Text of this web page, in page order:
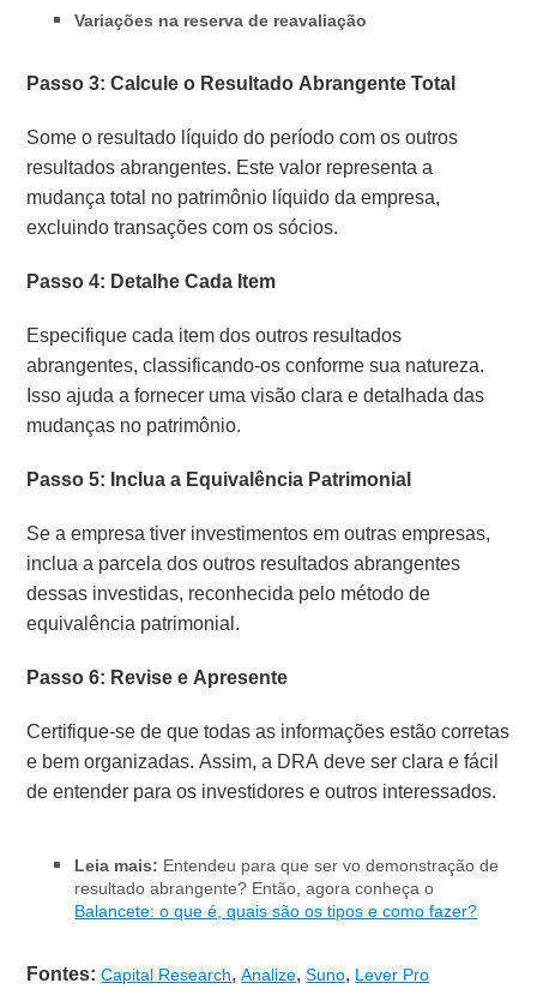
Variações na reserva de reavaliação
Passo 3: Calcule o Resultado Abrangente Total
Some o resultado líquido do período com os outros
resultados abrangentes. Este valor representa a
mudança total no patrimônio líquido da empresa,
excluindo transações com os sócios.
Passo 4: Detalhe Cada Item
Especifique cada item dos outros resultados
abrangentes, classificando-os conforme sua natureza.
Isso ajuda a fornecer uma visão clara e detalhada das
mudanças no patrimônio.
Passo 5: Inclua a Equivalência Patrimonial
Se a empresa tiver investimentos em outras empresas,
inclua a parcela dos outros resultados abrangentes
dessas investidas, reconhecida pelo método de
equivalência patrimonial.
Passo 6: Revise e Apresente
Certifique-se de que todas as informações estão corretas
e bem organizadas. Assim, a DRA deve ser clara e fácil
de entender para os investidores e outros interessados.
Leia mais: Entendeu para que ser vo demonstração de
resultado abrangente? Então, agora conheça o
Balancete: o que é, quais são os tipos e como fazer?
Fontes: Capital Research,Analize,Suno, Lever Pro